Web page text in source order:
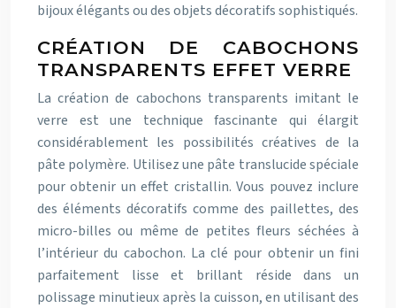
bijoux élégants ou des objets décoratifs sophistiqués.
CRÉATION DE CABOCHONS
TRANSPARENTS EFFET VERRE
La création de cabochons transparents imitant le
verre est une technique fascinante qui élargit
considérablement les possibilités créatives de la
pâte polymère. Utilisez une pâte translucide spéciale
pour obtenir un effet cristallin. Vous pouvez inclure
des éléments décoratifs comme des paillettes, des
micro-billes ou même de petites fleurs séchées à
l’intérieur du cabochon. La clé pour obtenir un fini
parfaitement lisse et brillant réside dans un
polissage minutieux après la cuisson, en utilisant des